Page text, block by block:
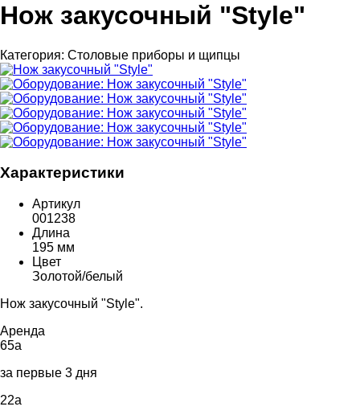
Нож закусочный "Style"
Категория: Столовые приборы и щипцы
Характеристики
Артикул
001238
Длина
195 мм
Цвет
Золотой/белый
Нож закусочный "Style".
Аренда
65a
за первые 3 дня
22a